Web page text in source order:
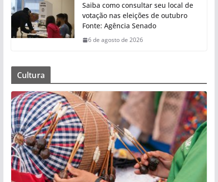
Saiba como consultar seu local de
votação nas eleições de outubro
Fonte: Agência Senado
6 de agosto de 2026
Cultura